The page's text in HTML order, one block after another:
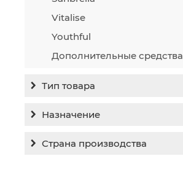
Vitalise
Youthful
Дополнительные средства
Тип товара
Концентрат
Назначение
Страна производства